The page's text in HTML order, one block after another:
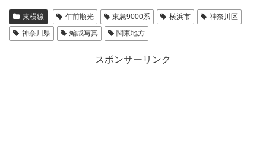
東横線 午前順光 東急9000系 横浜市
神奈川区
神奈川県
編成写真 関東地方
スポンサーリンク